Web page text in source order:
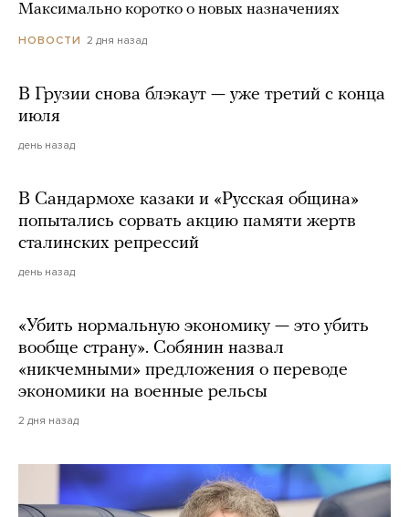
Максимально коротко о новых назначениях
НОВОСТИ 2 дня назад
В Грузии снова блэкаут — уже третий с конца
июля
день назад
В Сандармохе казаки и «Русская община»
попытались сорвать акцию памяти жертв
сталинских репрессий
день назад
«Убить нормальную экономику — это убить
вообще страну». Собянин назвал
«никчемными» предложения о переводе
экономики на военные рельсы
2 дня назад